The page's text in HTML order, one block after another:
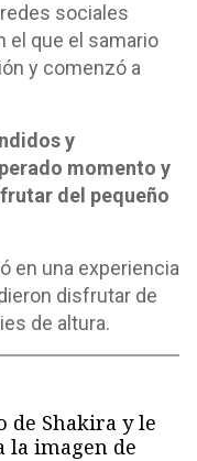
sociales
el que el samario
y comenzó a
y
momento y
del pequeño
en una experiencia
disfrutar de
de altura.
de Shakira y le
la imagen de